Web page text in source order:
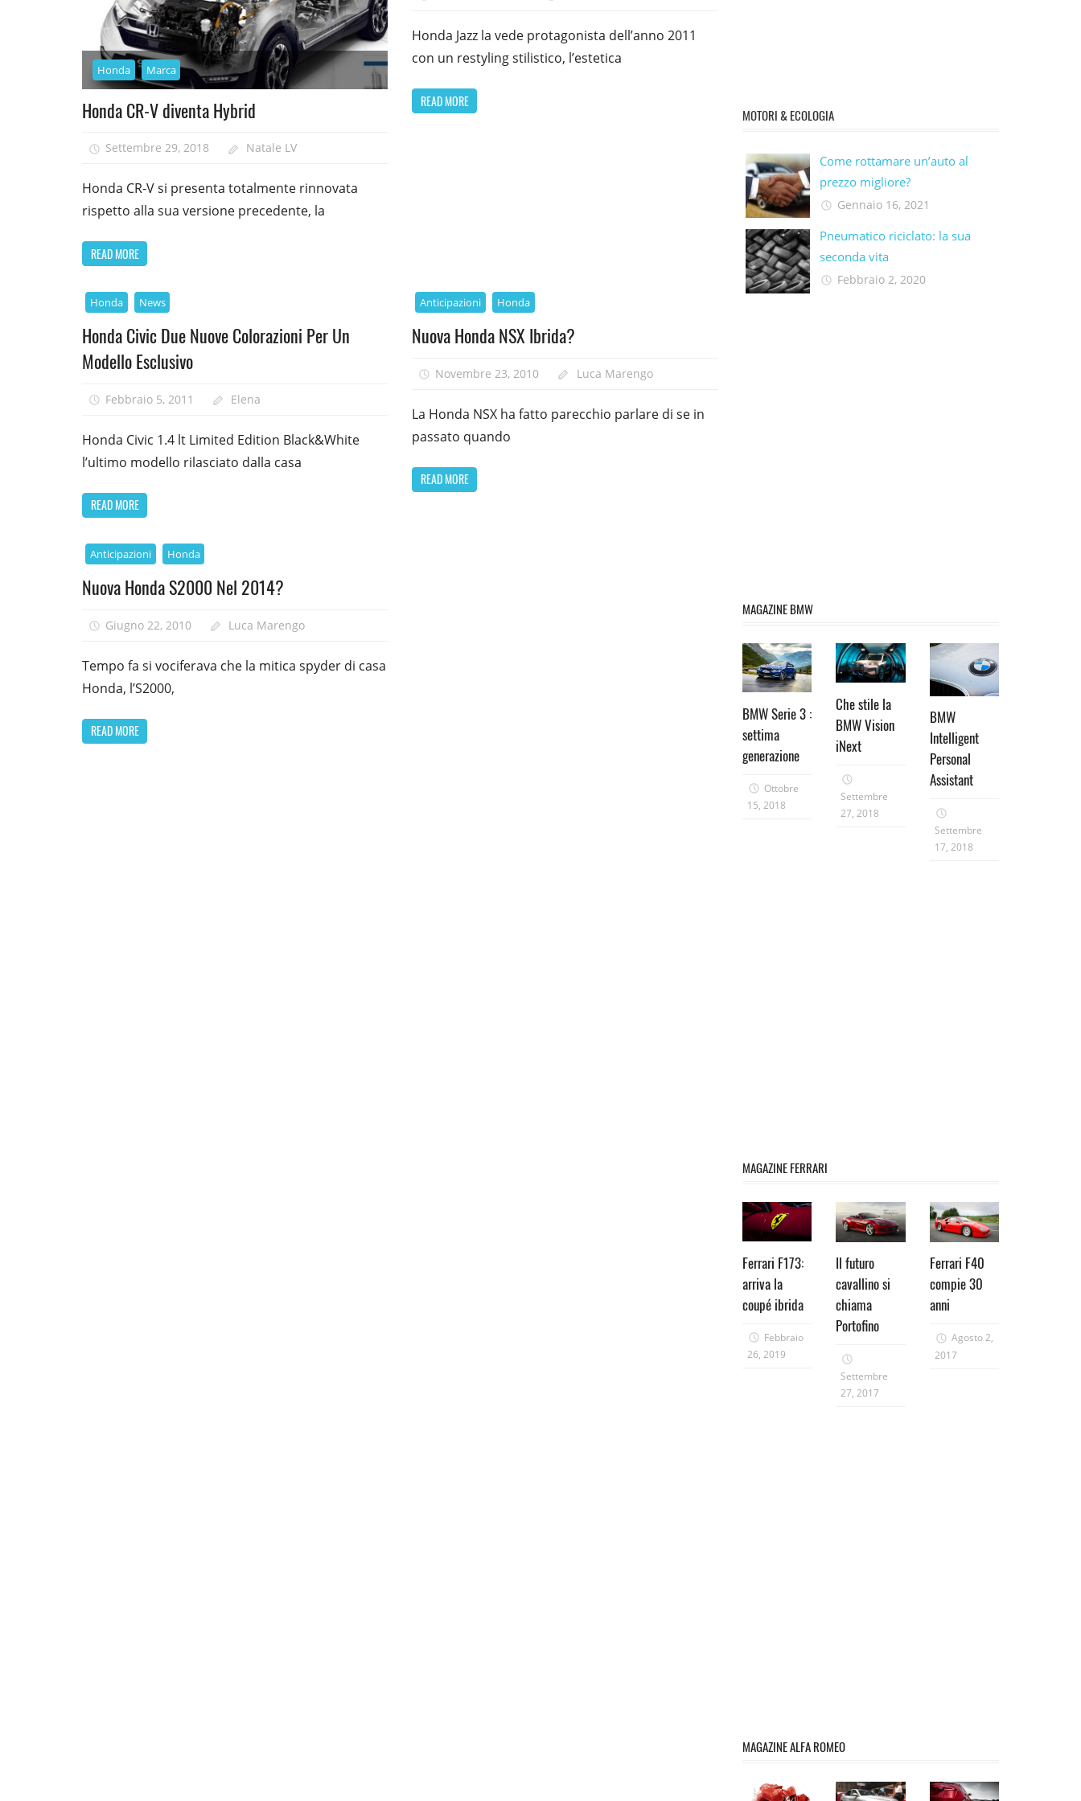
Honda Marca
Honda CR-V diventa Hybrid
Settembre 29, 2018 Natale LV
Honda CR-V si presenta totalmente rinnovata
rispetto alla sua versione precedente, la
READ MORE
Honda Jazz la vede protagonista dell’anno 2011
con un restyling stilistico, l’estetica
READ MORE
Honda News
Honda Civic Due Nuove Colorazioni Per Un
Modello Esclusivo
Febbraio 5, 2011 Elena
Honda Civic 1.4 lt Limited Edition Black&White
l’ultimo modello rilasciato dalla casa
READ MORE
Anticipazioni Honda
Nuova Honda NSX Ibrida?
Novembre 23, 2010 Luca Marengo
La Honda NSX ha fatto parecchio parlare di se in
passato quando
READ MORE
Anticipazioni Honda
Nuova Honda S2000 Nel 2014?
Giugno 22, 2010 Luca Marengo
Tempo fa si vociferava che la mitica spyder di casa
Honda, l’S2000,
READ MORE
MOTORI & ECOLOGIA
Come rottamare un’auto al
prezzo migliore?
Gennaio 16, 2021
Pneumatico riciclato: la sua
seconda vita​
Febbraio 2, 2020
MAGAZINE BMW
BMW Serie 3 :
settima
generazione
Ottobre
15, 2018
Che stile la
BMW Vision
iNext
Settembre
27, 2018
BMW
Intelligent
Personal
Assistant
Settembre
17, 2018
MAGAZINE FERRARI
Ferrari F173:
arriva la
coupé ibrida
Febbraio
26, 2019
Il futuro
cavallino si
chiama
Portofino
Settembre
27, 2017
Ferrari F40
compie 30
anni
Agosto 2,
2017
MAGAZINE ALFA ROMEO